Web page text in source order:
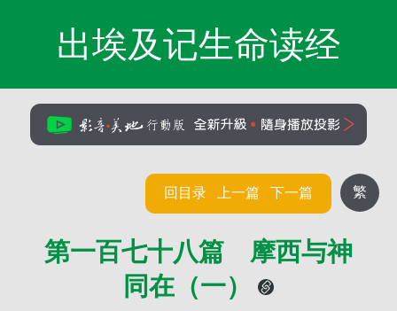
出埃及记生命读经
繁
回目录 上一篇 下一篇
第一百七十八篇 摩西与神
同在（一）